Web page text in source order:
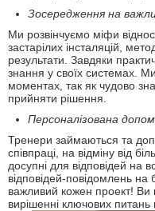
Зосередження на
Ми розвінчуємо міфи
застарілих інсталяцій,
результати. Завдяки
знання у своїх системах.
моментах, так як чудово
прийняти рішення.
Персоналізована
Тренери займаються та
співпраці, на відміну від
досупні для відповідей на
відповідей-повідомлень на
важливий кожен проект! Ви
вирішенні ключових питань